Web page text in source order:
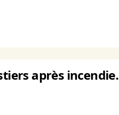
après incendie.